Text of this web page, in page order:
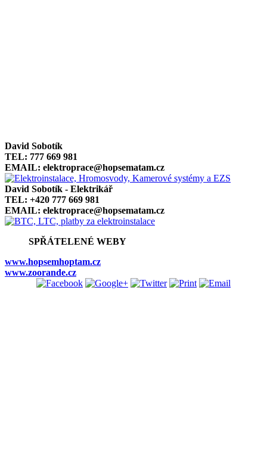
David Sobotík
TEL: 777 669 981
EMAIL: elektroprace@hopsematam.cz
David Sobotík - Elektrikář
TEL: +420 777 669 981
EMAIL: elektroprace@hopsematam.cz
SPŘÁTELENÉ WEBY
www.hopsemhoptam.cz
www.zoorande.cz